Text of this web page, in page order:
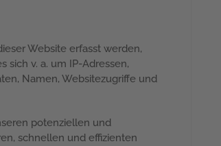
Website erfasst werden,
v. a. um IP-Adressen,
Namen, Websitezugriffe und
potenziellen und
schnellen und effizienten